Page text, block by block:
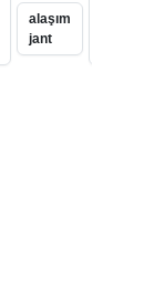
alaşım
jant